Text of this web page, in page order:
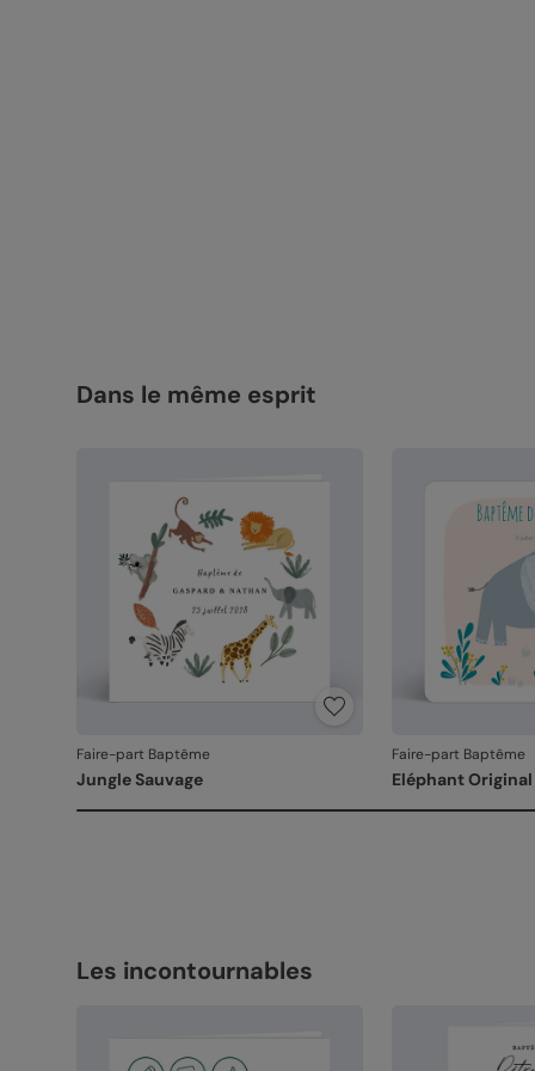
Dans le même esprit
Faire-part Baptême
Jungle Sauvage
Faire-part Baptême
Eléphant Original
Les incontournables